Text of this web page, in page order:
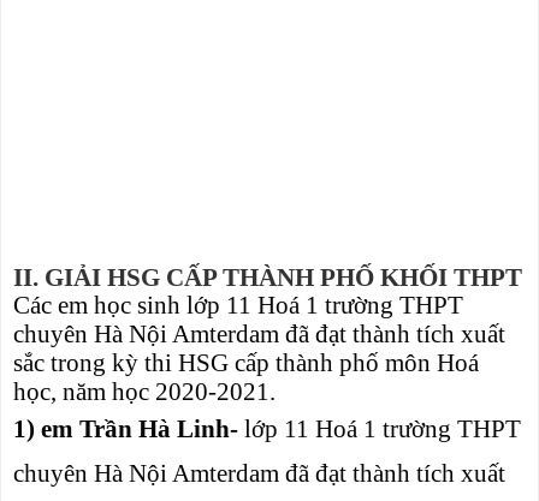
II. GIẢI HSG CẤP THÀNH PHỐ KHỐI THPT
Các em học sinh lớp 11 Hoá 1 trường THPT
chuyên Hà Nội Amterdam đã đạt thành tích xuất
sắc trong kỳ thi HSG cấp thành phố môn Hoá
học, năm học 2020-2021.
1) em Trần Hà Linh- lớp 11 Hoá 1 trường THPT
chuyên Hà Nội Amterdam đã đạt thành tích xuất